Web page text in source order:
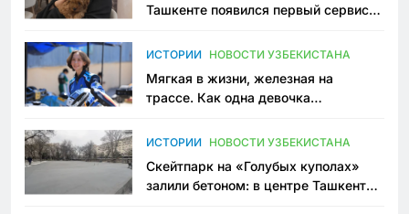
Ташкенте появился первый сервис
ИСТОРИИ НОВОСТИ УЗБЕКИСТАНА
Мягкая в жизни, железная на
трассе. Как одна девочка
Узбекистане
ИСТОРИИ НОВОСТИ УЗБЕКИСТАНА
Скейтпарк на «Голубых куполах»
залили бетоном: в центре Ташкента